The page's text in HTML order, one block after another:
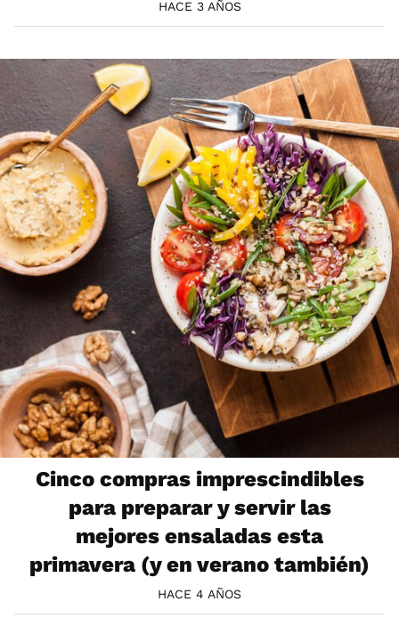
HACE 3 AÑOS
Cinco compras imprescindibles
para preparar y servir las
mejores ensaladas esta
primavera (y en verano también)
HACE 4 AÑOS